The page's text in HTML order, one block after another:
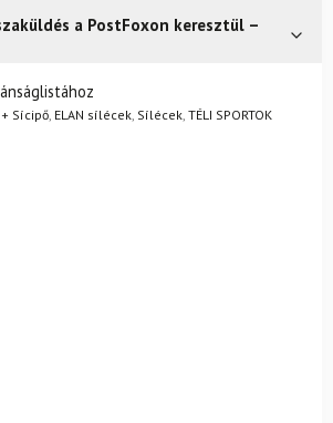
a PostFoxon keresztül –
Semmi gond – a terméket
14 napon belül, indoklás nélkül.
+ Sícipő, ELAN sílécek, Sílécek, TÉLI SPORTOK